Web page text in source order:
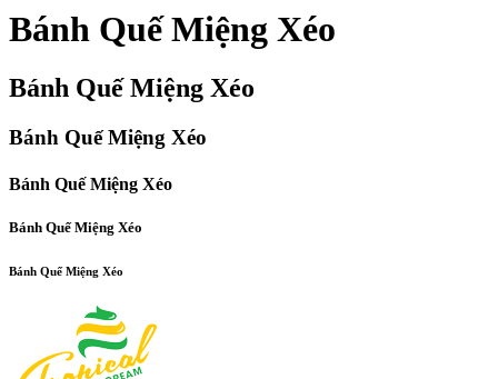
Bánh Quế Miệng Xéo
Bánh Quế Miệng Xéo
Bánh Quế Miệng Xéo
Bánh Quế Miệng Xéo
Bánh Quế Miệng Xéo
Bánh Quế Miệng Xéo